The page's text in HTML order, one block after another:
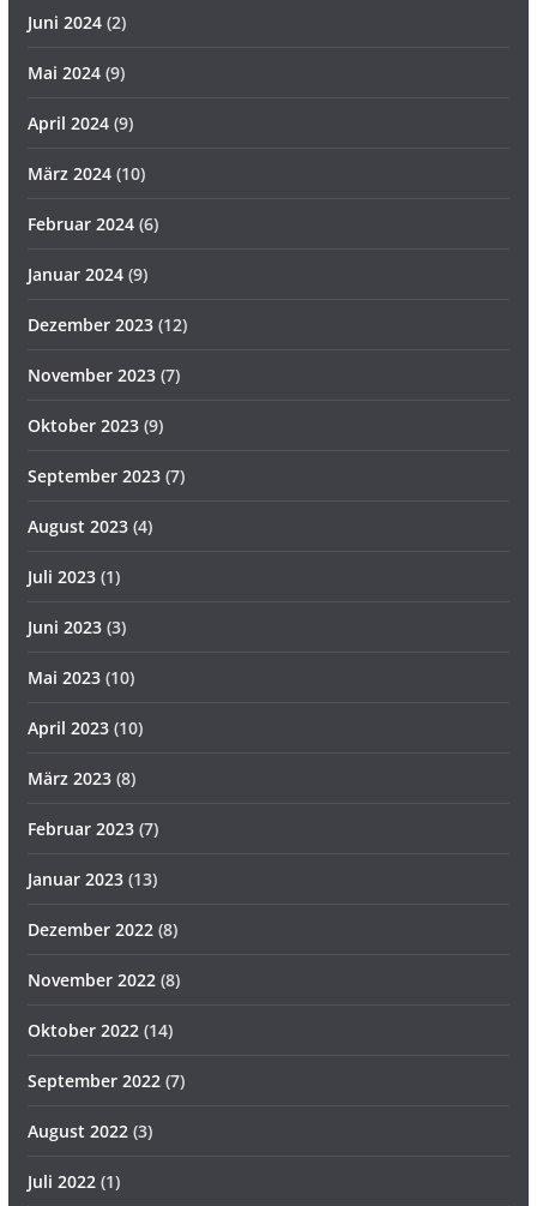
Juni 2024(2)
Mai 2024(9)
April 2024(9)
März 2024(10)
Februar 2024(6)
Januar 2024(9)
Dezember 2023(12)
November 2023(7)
Oktober 2023(9)
September 2023(7)
August 2023(4)
Juli 2023(1)
Juni 2023(3)
Mai 2023(10)
April 2023(10)
März 2023(8)
Februar 2023(7)
Januar 2023(13)
Dezember 2022(8)
November 2022(8)
Oktober 2022(14)
September 2022(7)
August 2022(3)
Juli 2022(1)